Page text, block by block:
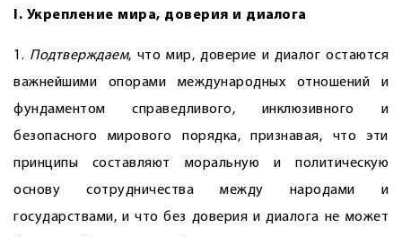
I. Укрепление мира, доверия и диалога
1. Подтверждаем, что мир, доверие и диалог остаются
важнейшими опорами международных отношений и
фундаментом справедливого, инклюзивного и
безопасного мирового порядка, признавая, что эти
принципы составляют моральную и политическую
основу сотрудничества между народами и
государствами, и что без доверия и диалога не может